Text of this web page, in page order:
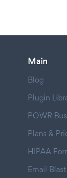
Main
Blog
Plugin
POWR
Plans &
HIPAA
Email Blast